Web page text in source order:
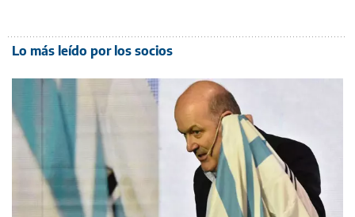
Lo más leído por los socios